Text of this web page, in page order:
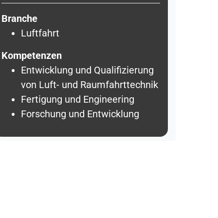
Branche
Luftfahrt
Kompetenzen
Entwicklung und Qualifizierung
von Luft- und Raumfahrttechnik
Fertigung und Engineering
Forschung und Entwicklung